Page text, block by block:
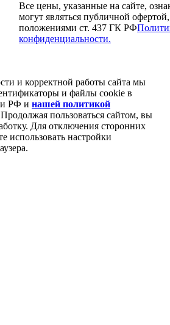
Все цены, указанные на сайте,
могут являться публичной
положениями ст. 437 ГК РФ
конфиденциальности.
и корректной работы сайта мы
и файлы cookie в
РФ и нашей политикой
пользоваться сайтом, вы
Для отключения сторонних
использовать настройки